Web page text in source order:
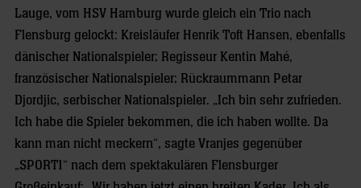
Lauge, vom HSV Hamburg wurde gleich ein Trio nach
Flensburg gelockt: Kreisläufer Henrik Toft Hansen, ebenfalls
dänischer Nationalspieler; Regisseur Kentin Mahé,
französischer Nationalspieler; Rückraummann Petar
Djordjic, serbischer Nationalspieler. „Ich bin sehr zufrieden.
Ich habe die Spieler bekommen, die ich haben wollte. Da
kann man nicht meckern“, sagte Vranjes gegenüber
„SPORT1“ nach dem spektakulären Flensburger